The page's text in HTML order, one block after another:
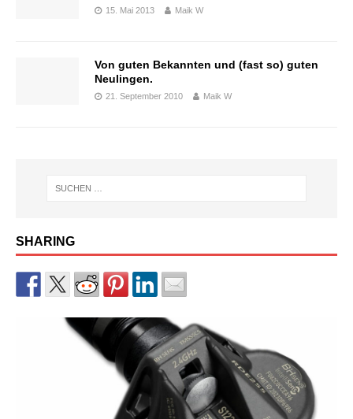
15. Mai 2013 Maik W
Von guten Bekannten und (fast so) guten
Neulingen.
21. September 2010 Maik W
SHARING